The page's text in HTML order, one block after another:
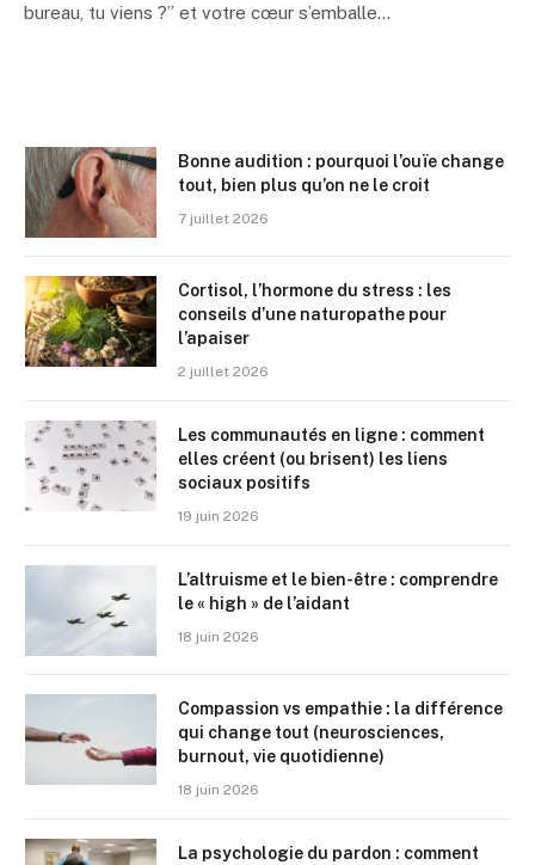
bureau, tu viens ?” et votre cœur s’emballe…
Bonne audition : pourquoi l’ouïe change
tout, bien plus qu’on ne le croit
7 juillet 2026
Cortisol, l’hormone du stress : les
conseils d’une naturopathe pour
l’apaiser
2 juillet 2026
Les communautés en ligne : comment
elles créent (ou brisent) les liens
sociaux positifs
19 juin 2026
L’altruisme et le bien-être : comprendre
le « high » de l’aidant
18 juin 2026
Compassion vs empathie : la différence
qui change tout (neurosciences,
burnout, vie quotidienne)
18 juin 2026
La psychologie du pardon : comment